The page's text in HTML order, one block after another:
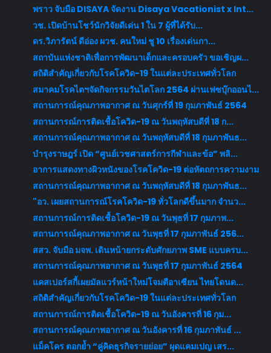
พราว จับมือ DISAYA จัดงาน Disaya Vacationist x Int...
วช. เปิดบ้านโชว์นักวิจัยดีเด่น 1 ใน 7 ผู้ที่ได้รับ...
ดร.วิภารัตน์ ดีอ่อง ผวช. คนใหม่ ชู 10 เรื่องเด่นกา...
สถาบันแห่งชาติเพื่อการพัฒนาเด็กและครอบครัว ขอเชิญผ...
สถิติสำคัญเกี่ยวกับโรคโควิด-19 ในแต่ละประเทศทั่วโลก
สมาคมโรคไตฯจัดกิจกรรมวันไตโลก 2564 ผ่านเฟซบุ๊กออนไ...
สถานการณ์คุณภาพอากาศ ณ วันศุกร์ที่ 19 กุมภาพันธ์ 2564
สถานการณ์การติดเชื้อโควิด-19 ณ วันพฤหัสบดีที่ 18 ก...
สถานการณ์คุณภาพอากาศ ณ วันพฤหัสบดีที่ 18 กุมภาพันธ...
บำรุงราษฎร์ เปิด “ศูนย์เวชศาสตร์การกีฬาและข้อ” พลิ...
อาการแสดงทางผิวหนังของโรคโควิด-19 ต่อหัตถการความงาม
สถานการณ์คุณภาพอากาศ ณ วันพฤหัสบดีที่ 18 กุมภาพันธ...
"อว. เผยสถานการณ์โรคโควิด-19 ทั่วโลกดีขึ้นมาก จำนว...
สถานการณ์การติดเชื้อโควิด-19 ณ วันพุธที่ 17 กุมภาพ...
สถานการณ์คุณภาพอากาศ ณ วันพุธที่ 17 กุมภาพันธ์ 256...
สสว. จับมือ มจพ. เดินหน้ายกระดับศักยภาพ SME แบบครบ...
สถานการณ์คุณภาพอากาศ ณ วันพุธที่ 17 กุมภาพันธ์ 2564
แคสเปอร์สกี้เผยมัลแวร์หน้าใหม่โจมตีอาเซียน ไทยโดนด...
สถิติสำคัญเกี่ยวกับโรคโควิด-19 ในแต่ละประเทศทั่วโลก
สถานการณ์การติดเชื้อโควิด-19 ณ วันอังคารที่ 16 กุม...
สถานการณ์คุณภาพอากาศ ณ วันอังคารที่ 16 กุมภาพันธ์ ...
แม็คโคร ตอกย้ำ “คู่คิดธุรกิจรายย่อย” ผุดแคมเปญ เสร...